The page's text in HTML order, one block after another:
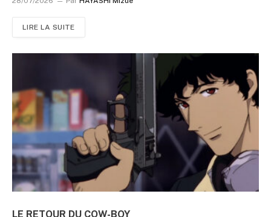
LIRE LA SUITE
LE RETOUR DU COW-BOY